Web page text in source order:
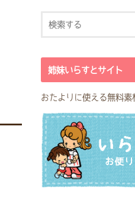
姉妹いらすとサイト
おたよりに使える無料素